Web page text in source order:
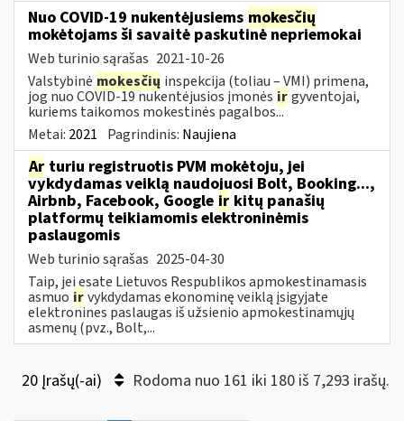
Nuo COVID-19 nukentėjusiems mokesčių
mokėtojams ši savaitė paskutinė nepriemokai
Web turinio sąrašas 2021-10-26
Valstybinė mokesčių inspekcija (toliau – VMI) primena,
jog nuo COVID-19 nukentėjusios įmonės irgyventojai,
kuriems taikomos mokestinės pagalbos...
Metai: 2021 Pagrindinis: Naujiena
Ar turiu registruotis PVM mokėtoju, jei
vykdydamas veiklą naudojuosi Bolt, Booking...,
Airbnb, Facebook, Google ir kitų panašių
platformų teikiamomis elektroninėmis
paslaugomis
Web turinio sąrašas 2025-04-30
Taip, jei esate Lietuvos Respublikos apmokestinamasis
asmuo irvykdydamas ekonominę veiklą įsigyjate
elektronines paslaugas iš užsienio apmokestinamųjų
asmenų (pvz., Bolt,...
20 Įrašų(-ai) Rodoma nuo 161 iki 180 iš 7,293 irašų.